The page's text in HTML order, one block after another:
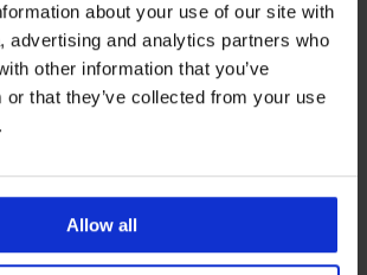
about your use of our site with
advertising and analytics partners who
other information that you’ve
or that they’ve collected from your use
Allow all
LIMITED